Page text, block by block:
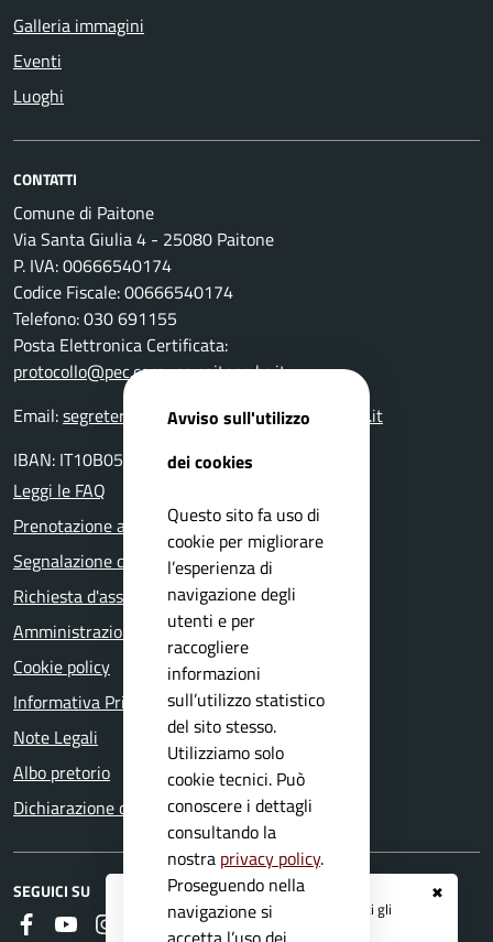
✖
Registrati ai serviziAPP IO
e ricevi tutti gli
aggiornamenti dall'Ente
Galleria immagini
Eventi
Luoghi
CONTATTI
Comune di Paitone
Via Santa Giulia 4 - 25080 Paitone
P. IVA: 00666540174
Codice Fiscale: 00666540174
Telefono: 030 691155
Posta Elettronica Certificata:
protocollo@pec.comune.paitone.bs.it
Email:segreteriaprotocollo@comune.paitone.bs.it
IBAN: IT10B0511648840000000001050
Leggi le FAQ
Prenotazione appuntamento
Segnalazione disservizio
Richiesta d'assistenza
Amministrazione trasparente
Cookie policy
Informativa Privacy
Note Legali
Albo pretorio
Dichiarazione di accessibilità
SEGUICI SU
FaceboookYoutubeInstagram
RSS
Avviso sull'utilizzo
dei cookies
Questo sito fa uso di
cookie per migliorare
l’esperienza di
navigazione degli
utenti e per
raccogliere
informazioni
sull’utilizzo statistico
del sito stesso.
Utilizziamo solo
cookie tecnici. Può
conoscere i dettagli
consultando la
nostra privacy policy.
Proseguendo nella
navigazione si